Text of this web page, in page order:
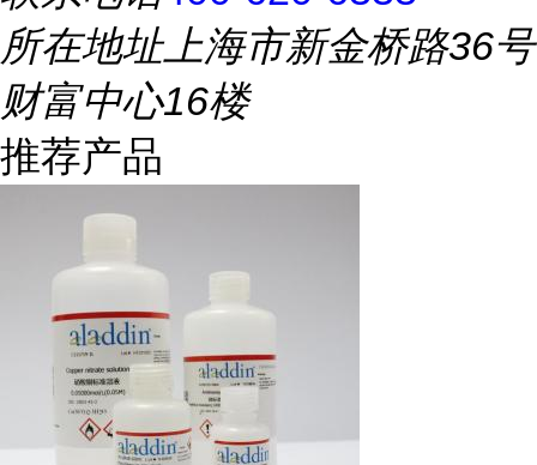
所在地址上海市新金桥路36号
财富中心16楼
推荐产品